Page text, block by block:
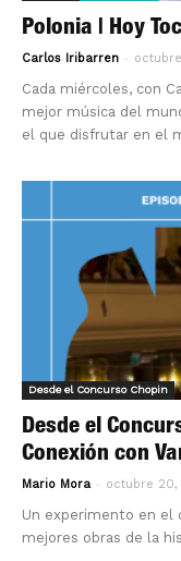
Polonia | Hoy
Carlos Iribarren -
Cada miércoles, con
mejor música del
el que disfrutar en el
Desde el Concurso Chopin
Desde el
Conexión con
Mario Mora - octubre 20,
Un experimento en el
mejores obras de la